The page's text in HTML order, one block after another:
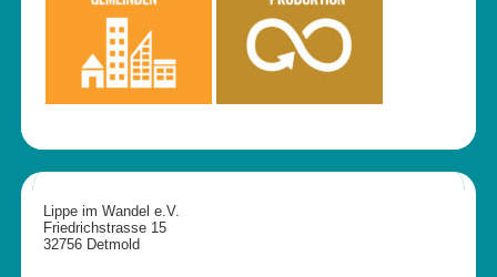
Lippe im Wandel e.V.
Friedrichstrasse 15
32756 Detmold